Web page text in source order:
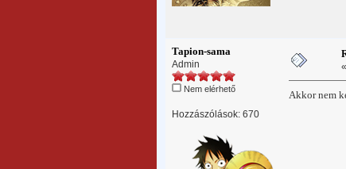
Tapion-sama
Admin
Nem elérhető
Hozzászólások: 670
«
Akkor nem